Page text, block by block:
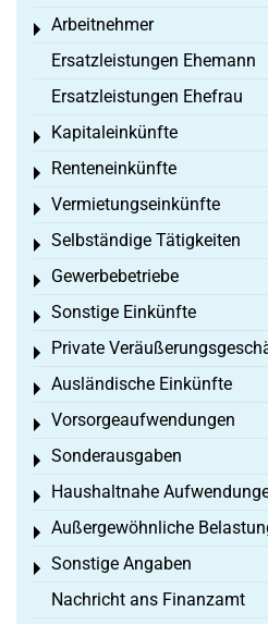
Arbeitnehmer
Toggle menu
Ersatzleistungen Ehemann
Ersatzleistungen Ehefrau
Kapitaleinkünfte
Toggle menu
Renteneinkünfte
Toggle menu
Vermietungseinkünfte
Toggle menu
Selbständige Tätigkeiten
Toggle menu
Gewerbebetriebe
Toggle menu
Sonstige Einkünfte
Toggle menu
Private
Toggle menu
Ausländische Einkünfte
Toggle menu
Vorsorgeaufwendungen
Toggle menu
Sonderausgaben
Toggle menu
Haushaltnahe
Toggle menu
Außergewöhnliche
Toggle menu
Sonstige Angaben
Toggle menu
Nachricht ans Finanzamt